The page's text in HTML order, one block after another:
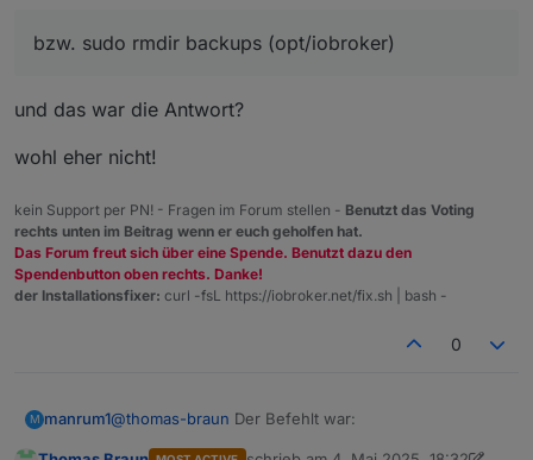
bzw. sudo rmdir backups (opt/iobroker)
und das war die Antwort?
wohl eher nicht!
kein Support per PN! - Fragen im Forum stellen - Benutzt das Voting
rechts unten im Beitrag wenn er euch geholfen hat.
Das Forum freut sich über eine Spende. Benutzt dazu den
Spendenbutton oben rechts. Danke!
der Installationsfixer: curl -fsL https://iobroker.net/fix.sh | bash -
0
M manrum1@thomas-braun Der Befehlt war: